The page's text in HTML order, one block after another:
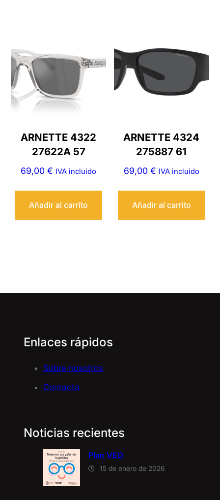
ARNETTE 4322
27622A 57
69,00€ IVA incluido
Añadir al carrito
ARNETTE 4324
275887 61
69,00 € IVA incluido
Añadir al carrito
Enlaces rápidos
Sobre nosotros
Contacta
Noticias recientes
Plan VEO
15 de enero de 2026